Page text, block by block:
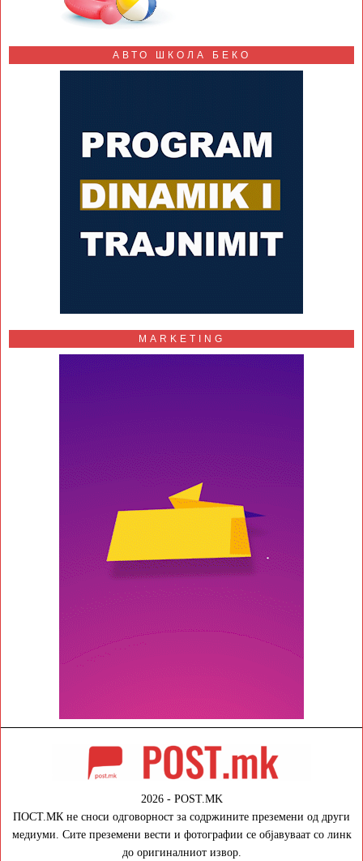
АВТО ШКОЛА БЕКО
MARKETING
2026 - POST.MK
ПОСТ.МК не сноси одговорност за содржините преземени од други
медиуми. Сите преземени вести и фотографии се објавуваат со линк
до оригиналниот извор.